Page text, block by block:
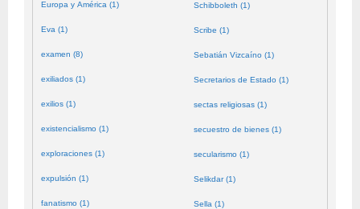
Europa y América (1)
Eva (1)
examen (8)
exiliados (1)
exilios (1)
existencialismo (1)
exploraciones (1)
expulsión (1)
fanatismo (1)
Schibboleth (1)
Scribe (1)
Sebatián Vizcaíno (1)
Secretarios de Estado (1)
sectas religiosas (1)
secuestro de bienes (1)
secularismo (1)
Selikdar (1)
Sella (1)